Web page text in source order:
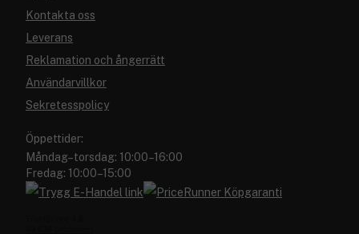
Kontakta oss
Leverans
Reklamation och ångerrätt
Användarvillkor
Sekretesspolicy
Öppettider:
Måndag–torsdag: 10:00–16:00
Fredag: 10:00–15:00